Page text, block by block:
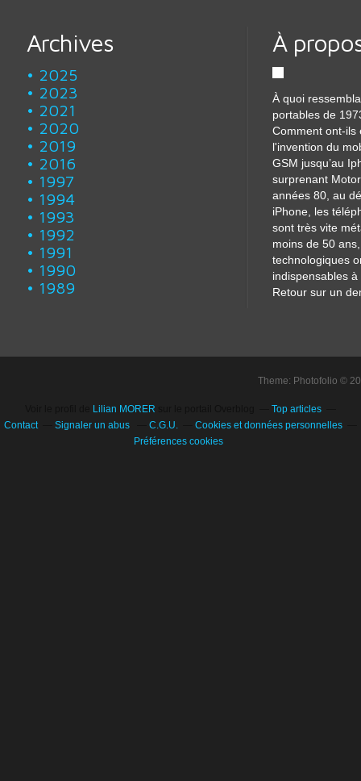
Archives
2025
2023
2021
2020
2019
2016
1997
1994
1993
1992
1991
1990
1989
À
À quoi
portables de
Comment ont-ils
l'invention du
GSM jusqu’au
surprenant
années 80, au
iPhone, les
sont très vite
moins de 50
technologiques
indispensables
Retour sur un
Theme: Photofolio ©
Lilian MORER
Top articles
Contact
Signaler un abus C.G.U.
Cookies et données personnelles
Préférences cookies